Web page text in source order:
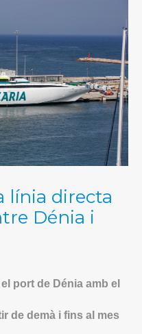
línia directa
Dénia i
port de Dénia amb el
de demà i fins al mes